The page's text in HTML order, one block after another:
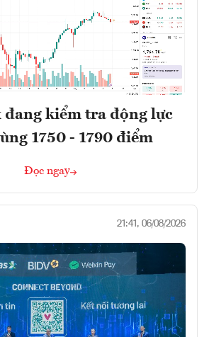
kiểm tra động lực
1750 - 1790 điểm
Đọc ngay
21:41, 06/08/2026